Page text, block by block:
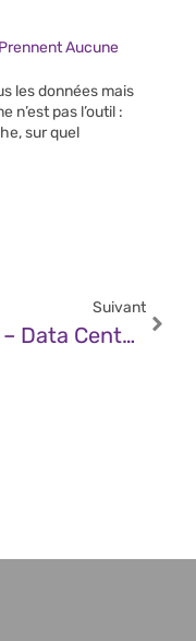
Aucune
les données mais
n’est pas l’outil :
sur quel
Suivant
JDN – Data Centers : Comme Dans La Santé, Prévenir Vaut Mieux Que Guérir